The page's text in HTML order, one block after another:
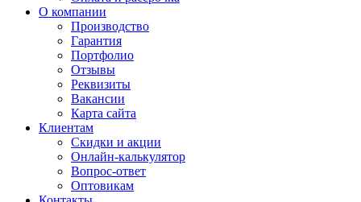
О компании
Производство
Гарантия
Портфолио
Отзывы
Реквизиты
Вакансии
Карта сайта
Клиентам
Скидки и акции
Онлайн-калькулятор
Вопрос-ответ
Оптовикам